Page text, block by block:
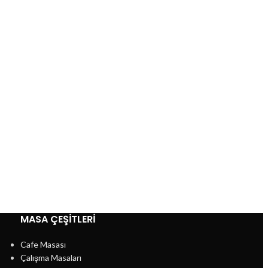
MASA ÇEŞİTLERİ
Cafe Masası
Çalışma Masaları